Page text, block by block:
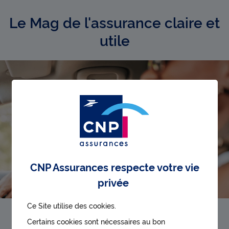
Le Mag de l'assurance claire et
utile
Comment fonctionne l’assurance auto au
CNP Assurances respecte votre vie
privée
Ce Site utilise des cookies.
Certains cookies sont nécessaires au bon